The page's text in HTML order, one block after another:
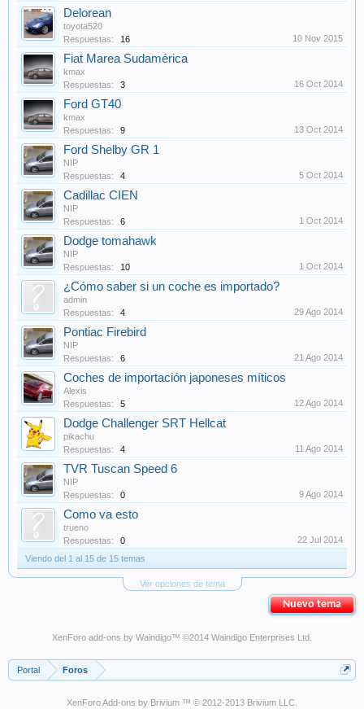
Delorean
toyota520
Respuestas:
16 10 Nov 2015
Fiat Marea Sudamérica
kmax
Respuestas:
3 16 Oct 2014
Ford GT40
kmax
Respuestas:
9 13 Oct 2014
Ford Shelby GR 1
NIP
Respuestas:
4 5 Oct 2014
Cadillac CIEN
NIP
Respuestas:
6 1 Oct 2014
Dodge tomahawk
NIP
Respuestas:
10 1 Oct 2014
¿Cómo saber si un coche es importado?
admin
Respuestas:
4 29 Ago 2014
Pontiac Firebird
NIP
Respuestas:
6 21 Ago 2014
Coches de importación japoneses míticos
Alexis
Respuestas:
5 12 Ago 2014
Dodge Challenger SRT Hellcat
pikachu
Respuestas:
4 11 Ago 2014
TVR Tuscan Speed 6
NIP
Respuestas:
0 9 Ago 2014
Como va esto
trueno
Respuestas:
0
22 Jul 2014
Viendo del 1 al 15 de 15 temas
Ver opciones de tema
Nuevo tema
XenForo add-ons by Waindigo™ ©2014 Waindigo Enterprises Ltd
Portal Foros
XenForo Add-ons by Brivium ™ © 2012-2013 Brivium LLC.